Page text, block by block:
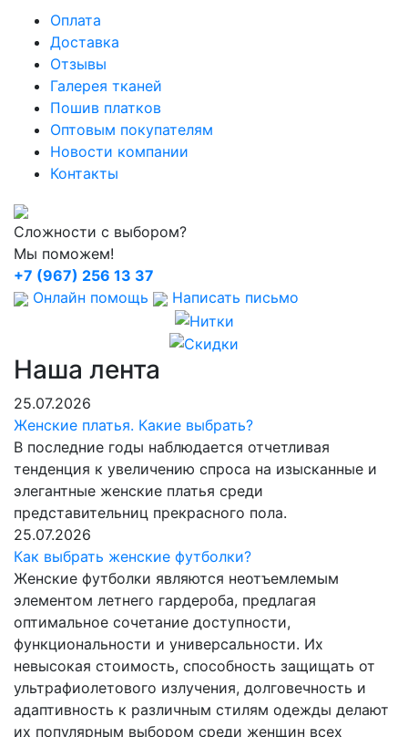
Оплата
Доставка
Отзывы
Галерея тканей
Пошив платков
Оптовым покупателям
Новости компании
Контакты
Сложности с выбором?
Мы поможем!
+7 (967) 256 13 37
Онлайн помощь
Написать письмо
Наша лента
25.07.2026
Женские платья. Какие выбрать?
В последние годы наблюдается отчетливая
тенденция к увеличению спроса на изысканные и
элегантные женские платья среди
представительниц прекрасного пола.
25.07.2026
Как выбрать женские футболки?
Женские футболки являются неотъемлемым
элементом летнего гардероба, предлагая
оптимальное сочетание доступности,
функциональности и универсальности. Их
невысокая стоимость, способность защищать от
ультрафиолетового излучения, долговечность и
адаптивность к различным стилям одежды делают
их популярным выбором среди женщин всех